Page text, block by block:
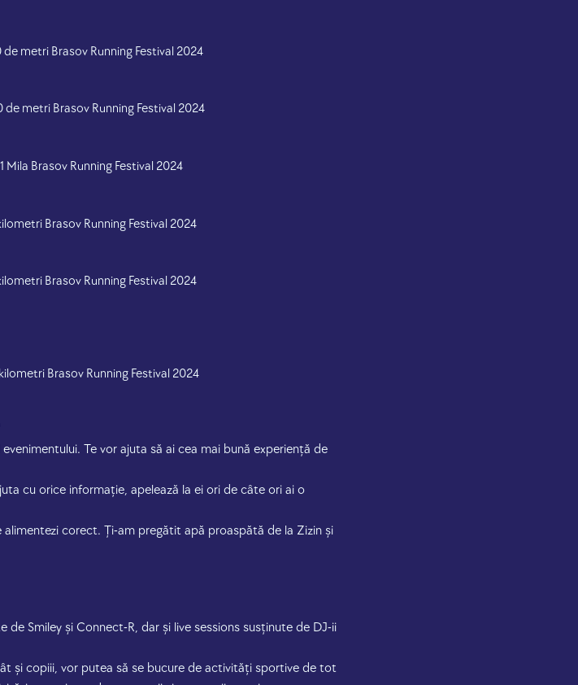
metri Brasov Running Festival 2024
metri Brasov Running Festival 2024
Brasov Running Festival 2024
Brasov Running Festival 2024
Brasov Running Festival 2024
Brasov Running Festival 2024
Te vor ajuta să ai cea mai bună experiență de
cu orice informație, apelează la ei ori de câte ori ai o
corect. Ți-am pregătit apă proaspătă de la Zizin și
Smiley și Connect-R, dar și live sessions susținute de DJ-ii
și copiii, vor putea să se bucure de activități sportive de tot